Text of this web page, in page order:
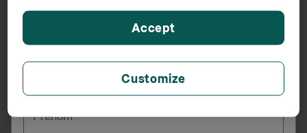
15% de rabais*
lors de votre inscription à l'infolettre
_______
Customize
Accept